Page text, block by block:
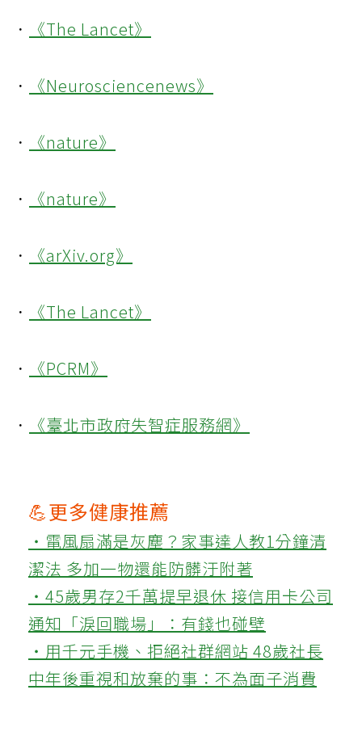
． 《The Lancet》
． 《Neurosciencenews》
． 《nature》
． 《nature》
． 《arXiv.org》
． 《The Lancet》
． 《PCRM》
． 《臺北市政府失智症服務網》
💪更多健康推薦
‧電風扇滿是灰塵？家事達人教1分鐘清
潔法 多加一物還能防髒汙附著
‧45歲男存2千萬提早退休 接信用卡公司
通知「淚回職場」：有錢也碰壁
‧用千元手機、拒絕社群網站 48歲社長
中年後重視和放棄的事：不為面子消費